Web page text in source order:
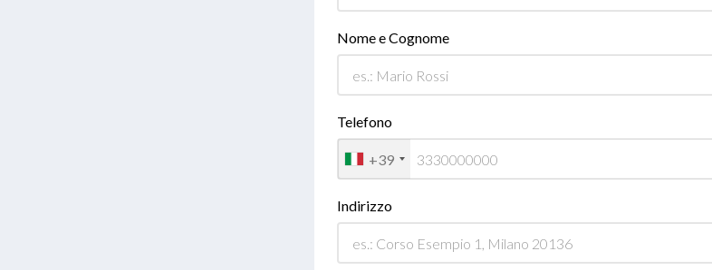
Nome e Cognome
Telefono
+39
Indirizzo